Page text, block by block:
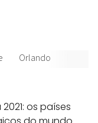
Orlando
os países